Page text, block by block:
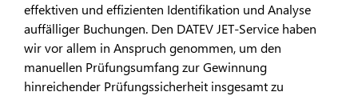
effektiven und effizienten Identifikation und Analyse
auffälliger Buchungen. Den DATEV JET-Service haben
wir vor allem in Anspruch genommen, um den
manuellen Prüfungsumfang zur Gewinnung
hinreichender Prüfungssicherheit insgesamt zu